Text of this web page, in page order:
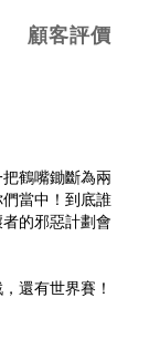
顧客評價
鶴嘴鋤斷為兩
當中！到底誰
的邪惡計劃會
還有世界賽！